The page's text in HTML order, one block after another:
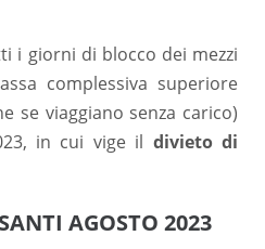
i giorni di blocco dei mezzi
complessiva superiore
se viaggiano senza carico)
in cui vige il divieto di
AGOSTO 2023